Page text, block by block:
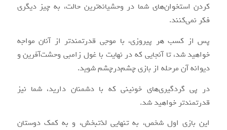
کردن استخوان‌های شما در وحشیانه‌ترین حالت، به چیز دیگری
فکر نمی‌کنند.
پس از کسب هر پیروزی، با موجی قدرتمندتر از آنان مواجه
خواهید شد، تا آنجایی که در نهایت با غول زامبی وحشت‌آفرین و
دیوانه آن مرحله از بازی چشم‌درچشم شوید.
در پی گردگیری‌های خونینی که با دشمنان دارید، شما نیز
قدرتمندتر خواهید شد.
این بازی اول شخص، به تنهایی لذتبخش، و به کمک دوستان